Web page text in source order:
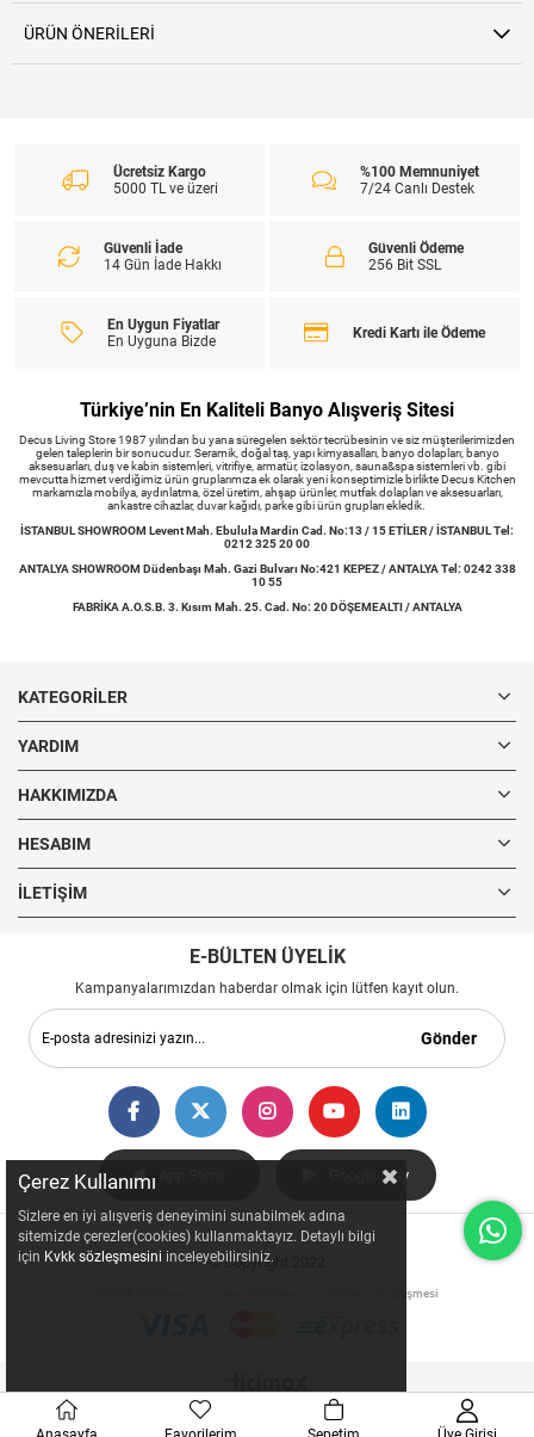
ÜRÜN ÖNERILERI
Ücretsiz Kargo
5000 TL ve üzeri
%100 Memnuniyet
7/24 Canlı Destek
Güvenli İade
14 Gün İade Hakkı
Güvenli Ödeme
256 Bit SSL
En Uygun Fiyatlar
En Uyguna Bizde
Kredi Kartı ile Ödeme
Türkiye’nin En Kaliteli Banyo Alışveriş Sitesi
Decus Living Store 1987 yılından bu yana süregelen sektör tecrübesinin ve siz müşterilerimizden
gelen taleplerin bir sonucudur. Seramik, doğal taş, yapı kimyasalları, banyo dolapları, banyo
aksesuarları, duş ve kabin sistemleri, vitrifiye, armatür, izolasyon, sauna&spa sistemleri vb. gibi
mevcutta hizmet verdiğimiz ürün gruplarımıza ek olarak yeni konseptimizle birlikte Decus Kitchen
markamızla mobilya, aydınlatma, özel üretim, ahşap ürünler, mutfak dolapları ve aksesuarları,
ankastre cihazlar, duvar kağıdı, parke gibi ürün grupları ekledik.
İSTANBUL SHOWROOM Levent Mah. Ebulula Mardin Cad. No:13 / 15 ETİLER / İSTANBUL Tel:
0212 325 20 00
ANTALYA SHOWROOM Düdenbaşı Mah. Gazi Bulvarı No:421 KEPEZ / ANTALYA Tel: 0242 338
10 55
FABRİKA A.O.S.B. 3. Kısım Mah. 25. Cad. No: 20 DÖŞEMEALTI / ANTALYA
KATEGORILER
YARDIM
HAKKIMIZDA
HESABIM
İLETIŞIM
E-BÜLTEN ÜYELİK
Kampanyalarımızdan haberdar olmak için lütfen kayıt olun.
Gönder
Google Play
© Copyright 2022
Kullanıcı Sözleşmesi
Çerez Kullanımı
Sizlere en iyi alışveriş deneyimini sunabilmek adına
sitemizde çerezler(cookies) kullanmaktayız. Detaylı bilgi
için Kvkk sözleşmesini inceleyebilirsiniz.